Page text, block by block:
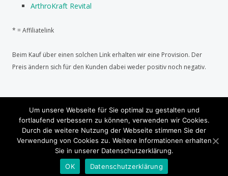
ArthroKraft Revital
* = Affiliatelink
Beim Kauf über einen solchen Link erhalten wir eine Provision. Der
Preis ändern sich für den Kunden dabei weder positiv noch negativ.
HINWEIS: Dies sind allgemeine Informationen und
ersetzen in keinster Weise einen ärztlichen Rat! Alle
Angaben ohne Gewähr. Irrtümer vorbehalten.
Proudly powered by WordPress|Theme: Kubrick 2014. |
Impressum,Datenschutzerklärung
Um unsere Webseite für Sie optimal zu gestalten und
fortlaufend verbessern zu können, verwenden wir Cookies.
Durch die weitere Nutzung der Webseite stimmen Sie der
Verwendung von Cookies zu. Weitere Informationen erhalten
Sie in unserer Datenschutzerklärung.
OK
Datenschutzerklärung